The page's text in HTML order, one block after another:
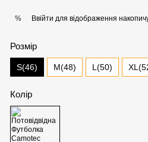
% Ввійти для відображення
Розмір
S(46) M(48) L(50)
Колір